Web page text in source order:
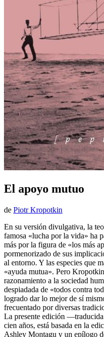
El apoyo mutuo
de Piotr Kropotkin
En su versión divulgativa, la
famosa «lucha por la vida» ha
más por la figura de «los más
pormenorizado de sus
al entorno. Y las especies que
«ayuda mutua». Pero
razonamiento a la sociedad
despiadada de «todos contra
logrado dar lo mejor de sí
frecuentado por diversas
La presente edición
cien años, está basada en la
Ashley Montagu y un epílogo